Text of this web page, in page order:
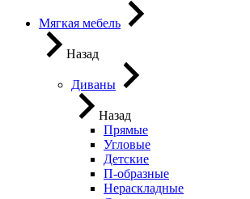
Мягкая мебель
Назад
Диваны
Назад
Прямые
Угловые
Детские
П-образные
Нераскладные